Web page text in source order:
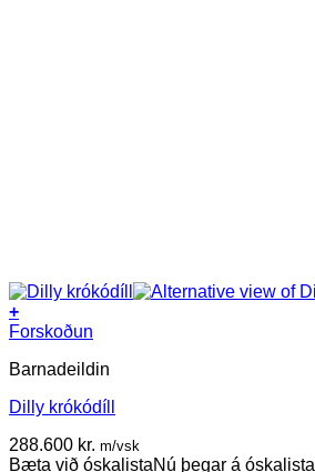
+
Forskoðun
Barnadeildin
Dilly krókódíll
288.600 kr. m/vsk
Bæta við óskalistaNú þegar á óskalista